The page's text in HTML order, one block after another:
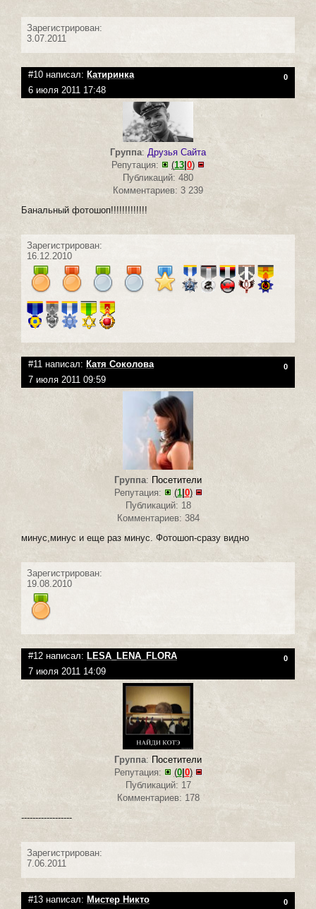
Зарегистрирован:
3.07.2011
#10 написал: Катиринка 0
6 июля 2011 17:48
Группа: Друзья Сайта
Репутация:
(13 0)
Публикаций: 480
Комментариев: 3 239
Банальный фотошоп!!!!!!!!!!!!!
Зарегистрирован:
16.12.2010
#11 написал: Катя Соколова 0
7 июля 2011 09:59
Группа: Посетители
Репутация:
(1| 0)
Публикаций: 18
Комментариев: 384
минус,минус и еще раз минус. Фотошоп-сразу видно
Зарегистрирован:
19.08.2010
#12 написал: LESA_LENA_FLORA 0
7 июля 2011 14:09
Группа: Посетители
Репутация:
(0| 0)
Публикаций: 17
Комментариев: 178
------------------
Зарегистрирован:
7.06.2011
#13 написал: Мистер Никто 0